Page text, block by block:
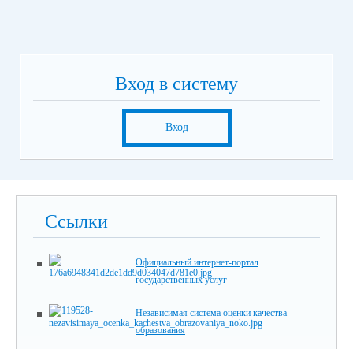
Вход в систему
Вход
Ссылки
Официальный интернет-портал
государственных услуг
Независимая система оценки качества
образования